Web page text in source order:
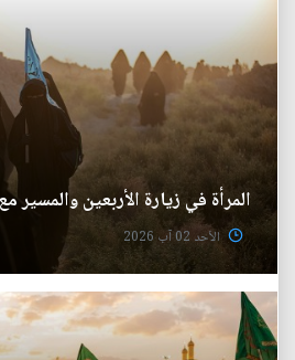
المرأة في زيارة الأربعين والمسير
الأحد 02 آب 2026